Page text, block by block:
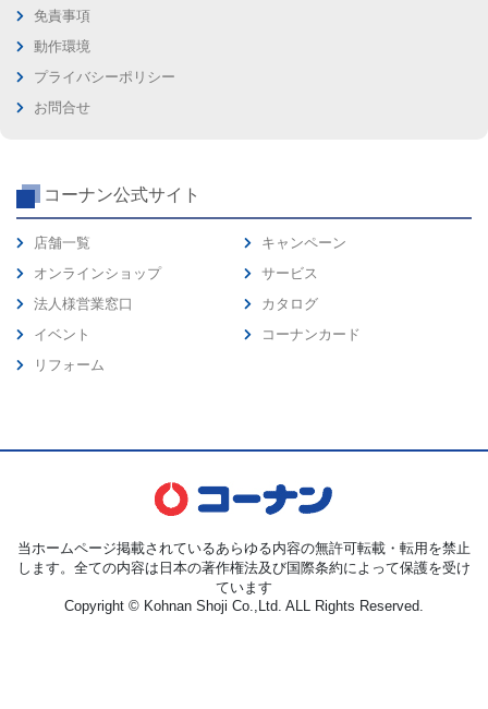
免責事項
動作環境
プライバシーポリシー
お問合せ
コーナン公式サイト
店舗一覧
オンラインショップ
法人様営業窓口
イベント
リフォーム
キャンペーン
サービス
カタログ
コーナンカード
当ホームページ掲載されているあらゆる内容の無許可転載・転用を禁止
します。全ての内容は日本の著作権法及び国際条約によって保護を受け
ています
Copyright © Kohnan Shoji Co.,Ltd. ALL Rights Reserved.